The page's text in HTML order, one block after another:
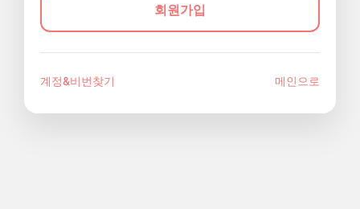
회원가입
계정&비번찾기 메인으로